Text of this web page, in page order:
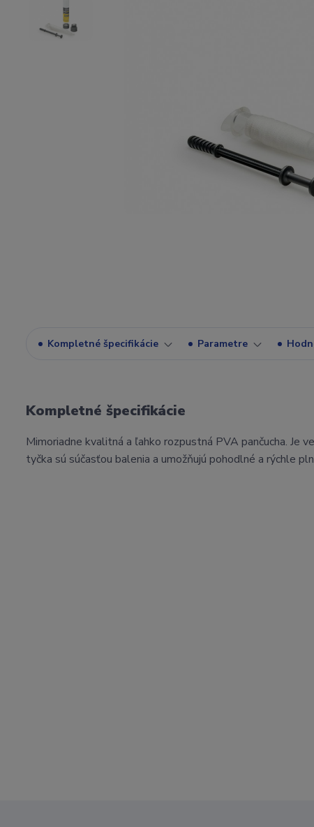
Kompletné špecifikácie Parametre
Kompletné špecifikácie
Mimoriadne kvalitná a ľahko rozpustná PVA pančucha. Je
tyčka sú súčasťou balenia a umožňujú pohodlné a rýchle